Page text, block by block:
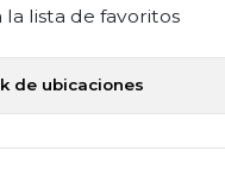
la lista de favoritos
de ubicaciones